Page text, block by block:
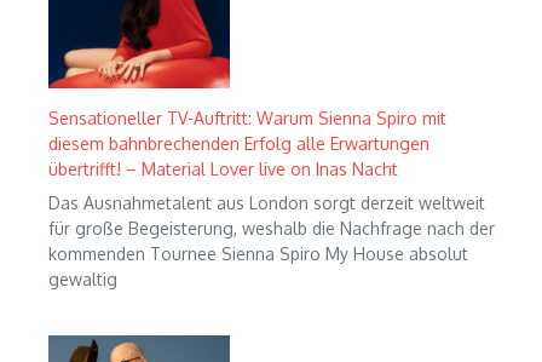
Sensationeller TV-Auftritt: Warum Sienna Spiro mit
diesem bahnbrechenden Erfolg alle Erwartungen
übertrifft! – Material Lover live on Inas Nacht
Das Ausnahmetalent aus London sorgt derzeit weltweit
für große Begeisterung, weshalb die Nachfrage nach der
kommenden Tournee Sienna Spiro My House absolut
gewaltig